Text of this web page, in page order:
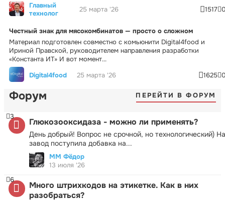
Главный
технолог
25 марта '26 1517
Честный знак для мясокомбинатов — просто о сложном
Материал подготовлен совместно с комьюнити Digital4food и
Ириной Правской, руководителем направления разработки
«Константа ИТ» И вот момент...
Digital4food
25 марта '26 1625
Форум ПЕРЕЙТИ В ФОРУМ
Глюкозооксидаза - можно ли применять?
День добрый! Вопрос не срочной, но технологический) На
завод поступила добавка на...
3
ММ Фёдор
13 июля '26
Много штрихкодов на этикетке. Как в них
разобраться?
6